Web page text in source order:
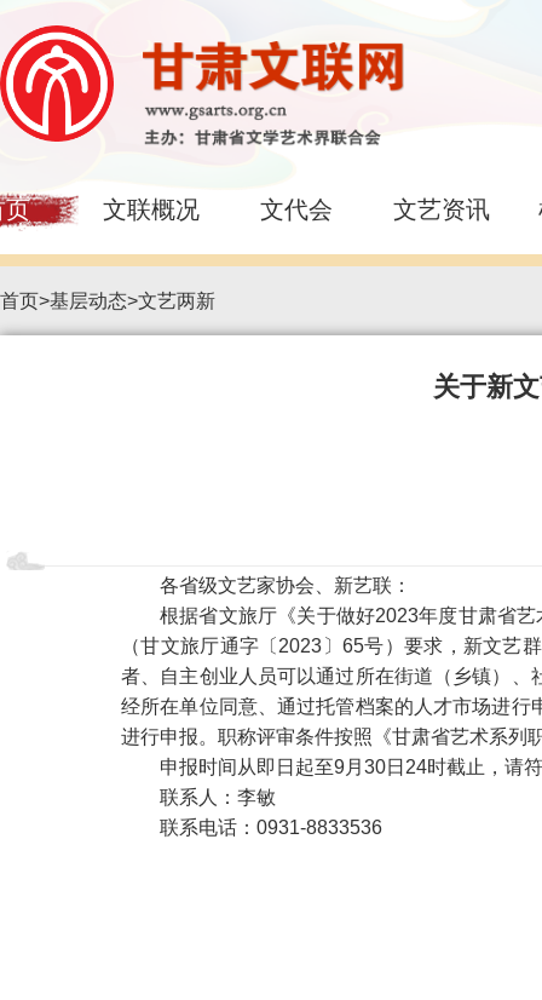
页 文联概况 文代会 文艺资讯
首页>基层动态>文艺两新
关于新
各省级文艺家协会、新艺联：
根据省文旅厅《关于做好2023年度甘肃省
（甘文旅厅通字〔2023〕65号）要求，新文艺
者、自主创业人员可以通过所在街道（乡镇）
经所在单位同意、通过托管档案的人才市场进
进行申报。职称评审条件按照《甘肃省艺术系列
申报时间从即日起至9月30日24时截止，请
联系人：李敏
联系电话：0931-8833536